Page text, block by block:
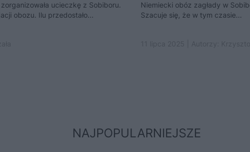
ucieczkę z Sobiboru.
obozu. Ilu przedostało...
Niemiecki obóz zagłady w
Szacuje się, że w tym czasie...
NAJPOPULARNIEJSZE